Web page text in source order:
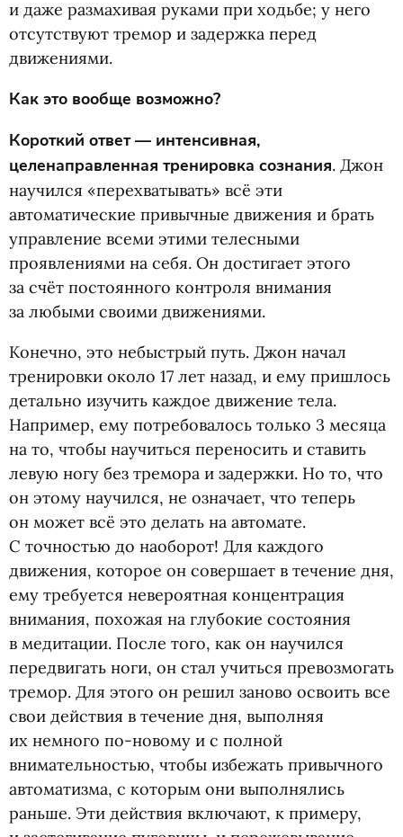
и даже размахивая руками при ходьбе; у него
отсутствуют тремор и задержка перед
движениями.
Как это вообще возможно?
Короткий ответ — интенсивная,
целенаправленная тренировка сознания. Джон
научился «перехватывать» всё эти
автоматические привычные движения и брать
управление всеми этими телесными
проявлениями на себя. Он достигает этого
за счёт постоянного контроля внимания
за любыми своими движениями.
Конечно, это небыстрый путь. Джон начал
тренировки около 17 лет назад, и ему пришлось
детально изучить каждое движение тела.
Например, ему потребовалось только 3 месяца
на то, чтобы научиться переносить и ставить
левую ногу без тремора и задержки. Но то, что
он этому научился, не означает, что теперь
он может всё это делать на автомате.
С точностью до наоборот! Для каждого
движения, которое он совершает в течение дня,
ему требуется невероятная концентрация
внимания, похожая на глубокие состояния
в медитации. После того, как он научился
передвигать ноги, он стал учиться превозмогать
тремор. Для этого он решил заново освоить все
свои действия в течение дня, выполняя
их немного по-новому и с полной
внимательностью, чтобы избежать привычного
автоматизма, с которым они выполнялись
раньше. Эти действия включают, к примеру,